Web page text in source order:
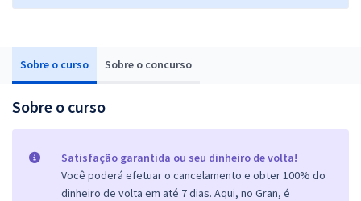
Sobre o curso Sobre o concurso
Sobre o curso
Satisfação garantida ou seu dinheiro de volta!
Você poderá efetuar o cancelamento e obter 100% do
dinheiro de volta em até 7 dias. Aqui, no Gran, é